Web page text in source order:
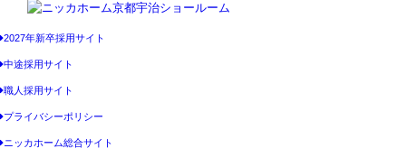
2027年新卒採用サイト
中途採用サイト
職人採用サイト
プライバシーポリシー
ニッカホーム総合サイト